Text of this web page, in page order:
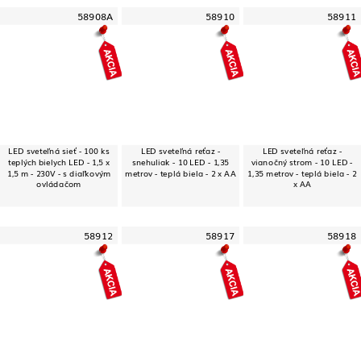
58908A
LED sveteľná sieť - 100 ks
teplých bielych LED - 1,5 x
1,5 m - 230V - s diaľkovým
ovládačom
58910
LED sveteľná reťaz -
snehuliak - 10 LED - 1,35
metrov - teplá biela - 2 x AA
58911
LED sveteľná reťaz -
vianočný strom - 10 LED -
1,35 metrov - teplá biela - 2
x AA
58912 58917 58918